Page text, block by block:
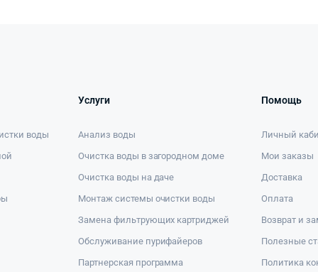
воды
Услуги
Анализ воды
Очистка воды в загородном доме
Очистка воды на даче
Монтаж системы очистки воды
Замена фильтрующих картриджей
Обслуживание пурифайеров
Партнерская программа
Помощь
Личный
Мои заказы
Доставка
Оплата
Возврат и
Полезные
Политика